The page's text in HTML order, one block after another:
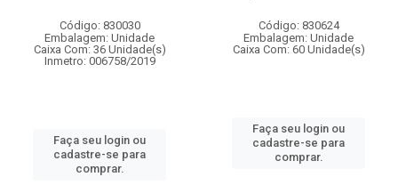
Código: 830030
Embalagem: Unidade
Caixa Com: 36 Unidade(s)
Inmetro: 006758/2019
Faça seu login ou
cadastre-se para
comprar.
Código: 830624
Embalagem: Unidade
Caixa Com: 60 Unidade(s)
Faça seu login ou
cadastre-se para
comprar.